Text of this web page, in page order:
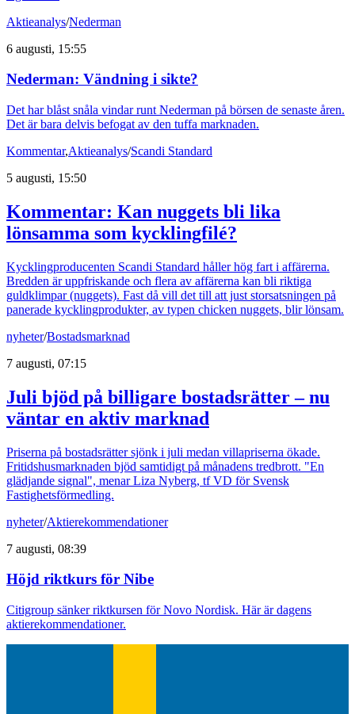
Aktieanalys/Nederman
6 augusti, 15:55
Nederman: Vändning i sikte?
Det har blåst snåla vindar runt Nederman på börsen de senaste åren.
Det är bara delvis befogat av den tuffa marknaden.
Kommentar,Aktieanalys/Scandi Standard
5 augusti, 15:50
Kommentar: Kan nuggets bli lika
lönsamma som kycklingfilé?
Kycklingproducenten Scandi Standard håller hög fart i affärerna.
Bredden är uppfriskande och flera av affärerna kan bli riktiga
guldklimpar (nuggets). Fast då vill det till att just storsatsningen på
panerade kycklingprodukter, av typen chicken nuggets, blir lönsam.
nyheter/Bostadsmarknad
7 augusti, 07:15
Juli bjöd på billigare bostadsrätter – nu
väntar en aktiv marknad
Priserna på bostadsrätter sjönk i juli medan villapriserna ökade.
Fritidshusmarknaden bjöd samtidigt på månadens tredbrott. "En
glädjande signal", menar Liza Nyberg, tf VD för Svensk
Fastighetsförmedling.
nyheter/Aktierekommendationer
7 augusti, 08:39
Höjd riktkurs för Nibe
Citigroup sänker riktkursen för Novo Nordisk. Här är dagens
aktierekommendationer.